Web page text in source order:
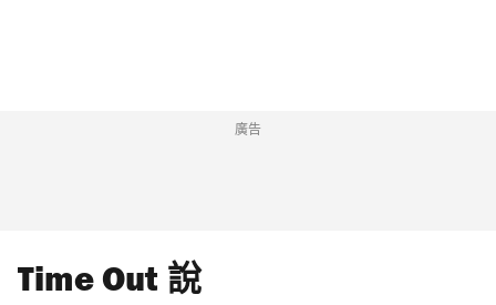
廣告
Time Out 說